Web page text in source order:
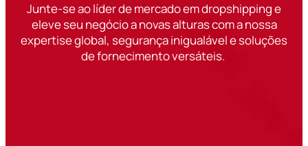
Junte-se ao líder de mercado em dropshipping e
eleve seu negócio a novas alturas com a nossa
expertise global, segurança inigualável e soluções
de fornecimento versáteis.